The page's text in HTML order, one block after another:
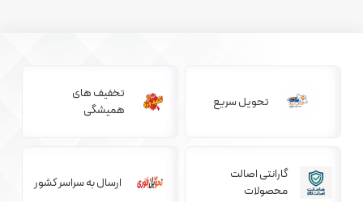
تحویل سریع
تخفیف های
همیشگی
گارانتی اصالت
محصولات
ارسال به سراسر کشور